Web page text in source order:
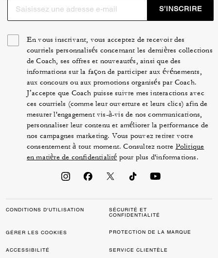
S’INSCRIRE
En vous inscrivant, vous acceptez de recevoir des
courriels personnalisés concernant les dernières collections
de Coach, ses offres et nouveautés, ainsi que des
informations sur la façon de participer aux événements,
aux concours ou aux promotions organisés par Coach.
J’accepte que Coach puisse suivre mes interactions avec
ces courriels (comme leur ouverture et leurs clics) afin de
mesurer l'engagement vis-à-vis de nos communications,
personnaliser leur contenu et améliorer la performance de
nos campagnes marketing. Vous pouvez retirer votre
consentement à tout moment. Consultez notre Politique
en matière de confidentialité pour plus d'informations.
CONDITIONS D'UTILISATION
SÉCURITÉ ET
CONFIDENTIALITÉ
GÉRER LES COOKIES PROTECTION DE LA MARQUE
ACCESSIBILITÉ SERVICE CLIENTÈLE